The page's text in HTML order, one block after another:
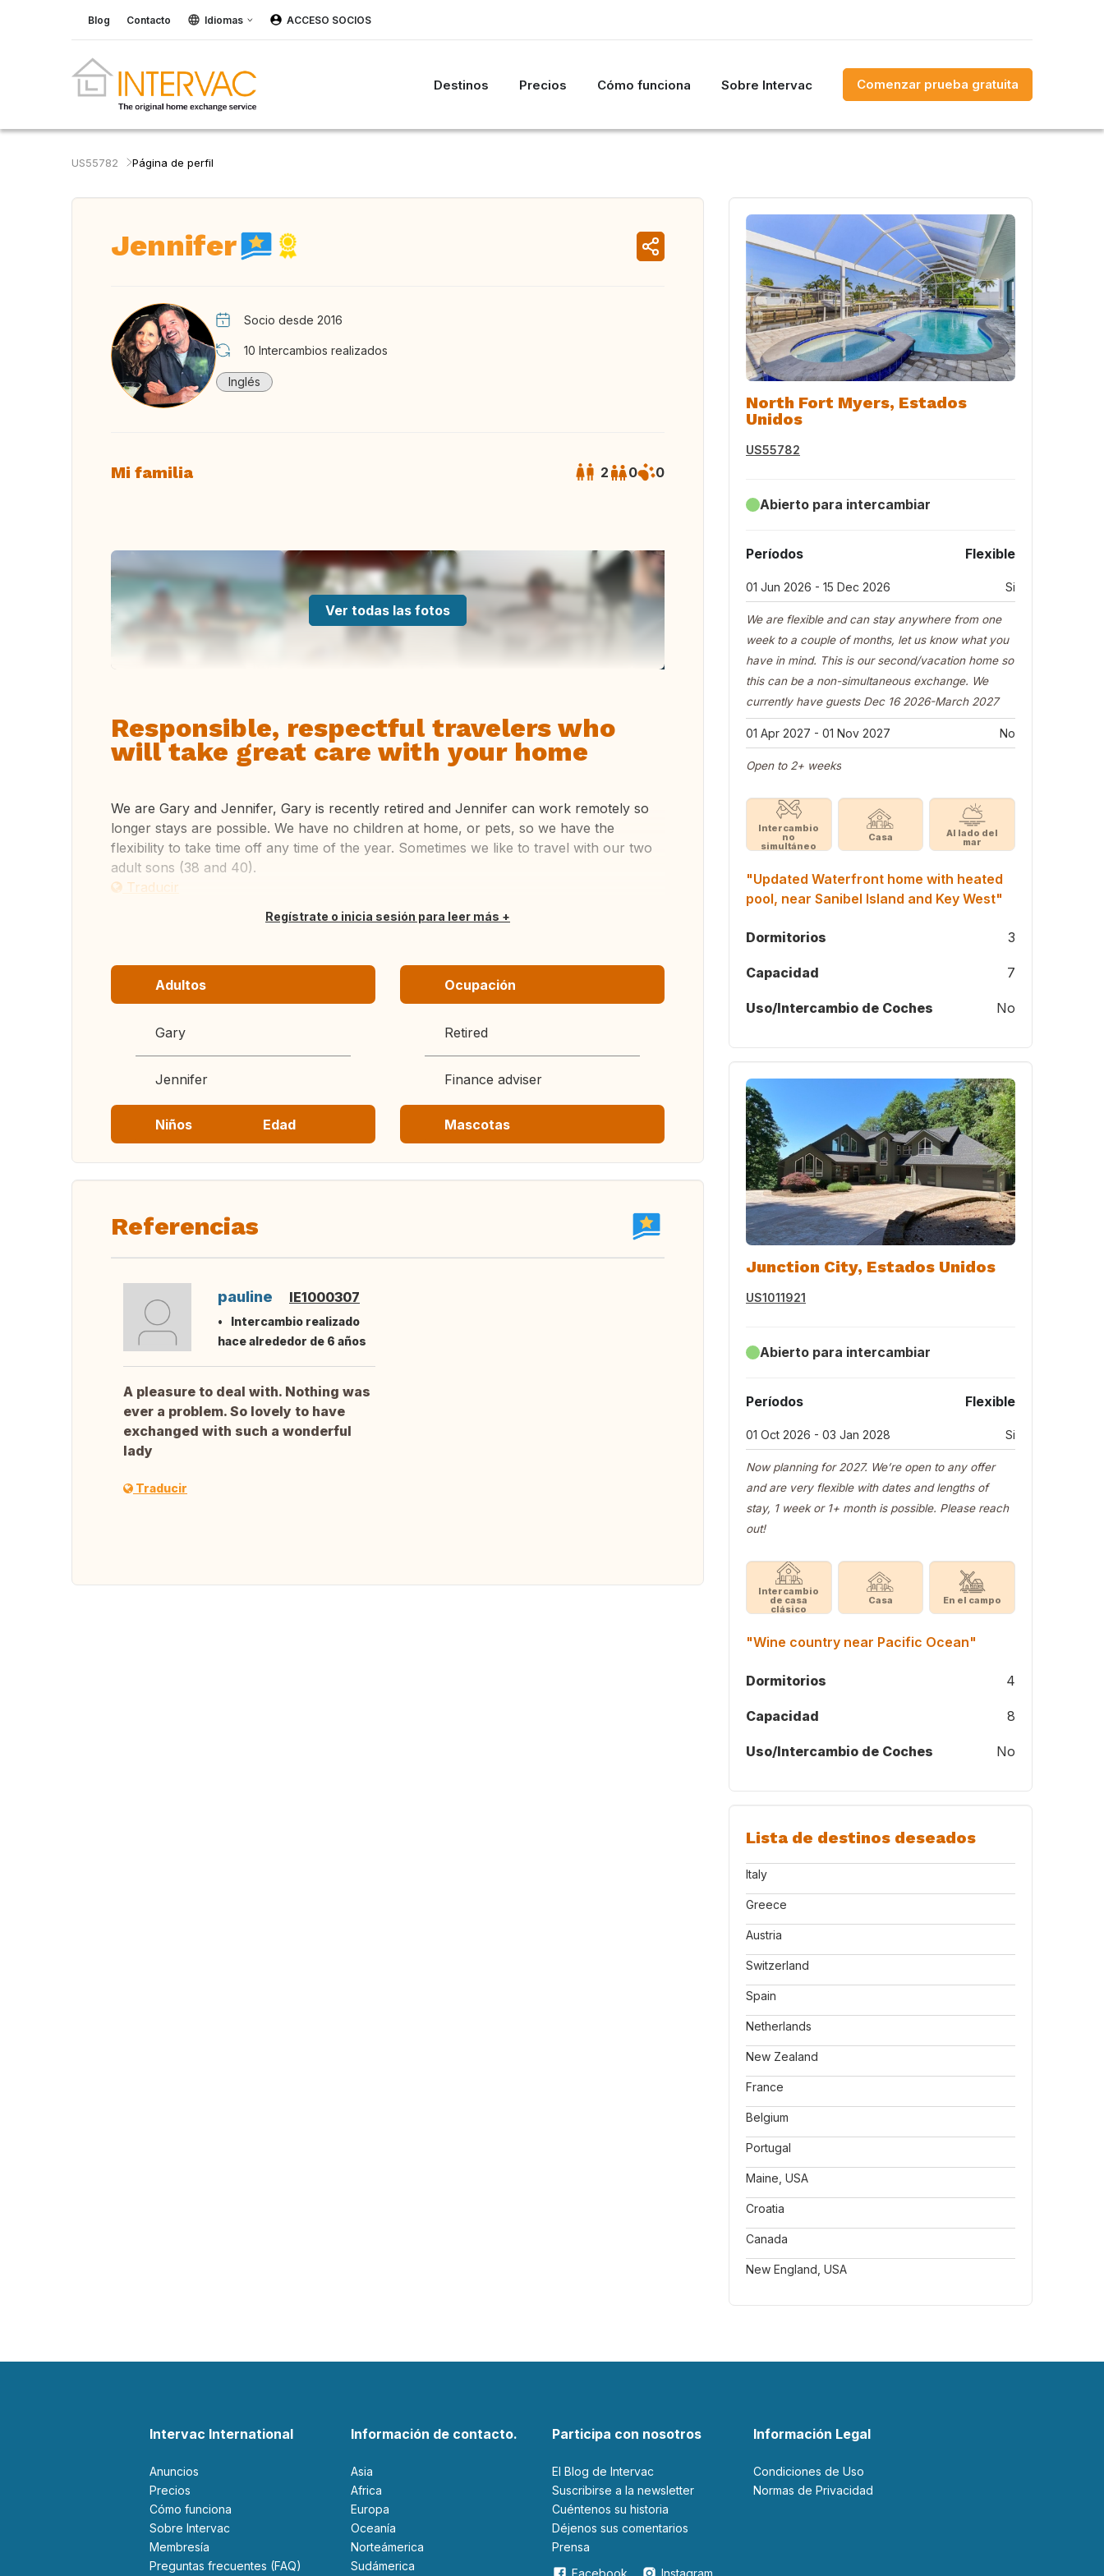
Blog Contacto Idiomas ACCESO SOCIOS
Destinos Precios Cómo funciona Sobre Intervac Comenzar prueba gratuita
US55782 Página de perfil
Jennifer
Socio desde 2016
10 Intercambios realizados
Inglés
Mi familia 2 0 0
Ver todas las fotos
Responsible, respectful travelers who
will take great care with your home
We are Gary and Jennifer, Gary is recently retired and Jennifer can work remotely so
longer stays are possible. We have no children at home, or pets, so we have the
flexibility to take time off any time of the year. Sometimes we like to travel with our two
adult sons (38 and 40).
Traducir
Regístrate o inicia sesión para leer más
Adultos
Gary
Jennifer
Ocupación
Retired
Finance adviser
Niños Edad Mascotas
Referencias
pauline IE1000307
Intercambio realizado
hace alrededor de 6 años
A pleasure to deal with. Nothing was
ever a problem. So lovely to have
exchanged with such a wonderful
lady
Traducir
North Fort Myers, Estados
Unidos
US55782
Abierto para intercambiar
Períodos Flexible
01 Jun 2026 - 15 Dec 2026 Si
We are flexible and can stay anywhere from one
week to a couple of months, let us know what you
have in mind. This is our second/vacation home so
this can be a non-simultaneous exchange. We
currently have guests Dec 16 2026-March 2027
01 Apr 2027 - 01 Nov 2027 No
Open to 2+ weeks
Intercambio
no
simultáneo
Casa Al lado del
mar
"Updated Waterfront home with heated
pool, near Sanibel Island and Key West"
Dormitorios 3
Capacidad 7
Uso/Intercambio de Coches No
Junction City, Estados Unidos
US1011921
Abierto para intercambiar
Períodos Flexible
01 Oct 2026 - 03 Jan 2028 Si
Now planning for 2027. We’re open to any offer
and are very flexible with dates and lengths of
stay, 1 week or 1+ month is possible. Please reach
out!
Intercambio
de casa
clásico
Casa En el campo
"Wine country near Pacific Ocean"
Dormitorios 4
Capacidad 8
Uso/Intercambio de Coches No
Lista de destinos deseados
Italy
Greece
Austria
Switzerland
Spain
Netherlands
New Zealand
France
Belgium
Portugal
Maine, USA
Croatia
Canada
New England, USA
Intervac International
Anuncios
Precios
Cómo funciona
Sobre Intervac
Membresía
Preguntas frecuentes (FAQ)
Información de contacto.
Asia
Africa
Europa
Oceanía
Norteámerica
Sudámerica
Participa con nosotros
El Blog de Intervac
Suscribirse a la newsletter
Cuéntenos su historia
Déjenos sus comentarios
Prensa
Facebook
Instagram
Información Legal
Condiciones de Uso
Normas de Privacidad